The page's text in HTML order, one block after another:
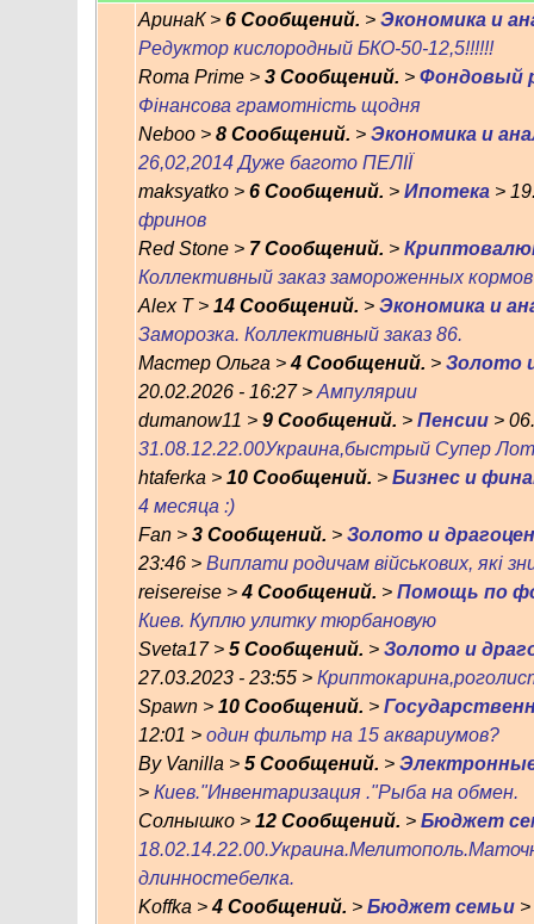
АринаК > 6 Сообщений. > Экономика и
Редуктор кислородный БКО-50-12,5!!!!!!
Roma Prime > 3 Сообщений. > Фондовый
Фінансова грамотність щодня
Neboo > 8 Сообщений. > Экономика и
26,02,2014 Дуже багото ПЕЛІЇ
maksyatko > 6 Сообщений. > Ипотека>
фринов
Red Stone > 7 Сообщений. >
Коллективный заказ замороженных
Alex T > 14 Сообщений. > Экономика и
Заморозка. Коллективный заказ 86.
Мастер Ольга >4 Сообщений. > Золото
20.02.2026 - 16:27 > Ампулярии
dumanow11 > 9 Сообщений. > Пенсии>
31.08.12.22.00Украина,быстрый Супер
htaferka > 10 Сообщений. > Бизнес и
4 месяца :)
Fan > 3 Сообщений. > Золото и
23:46 > Виплати родичам військових, які
reisereise >4 Сообщений. > Помощь по
Киев. Куплю улитку тюрбановую
Sveta17 > 5 Сообщений. > Золото и
27.03.2023 - 23:55 >
Spawn > 10 Сообщений. >
12:01 > один фильтр на 15 аквариумов?
By Vanilla > 5 Сообщений. >
> Киев."Инвентаризация ."Рыба на обмен.
Солнышко > 12 Сообщений. > Бюджет
длинностебелка.
Koffka >4 Сообщений. > Бюджет семьи>